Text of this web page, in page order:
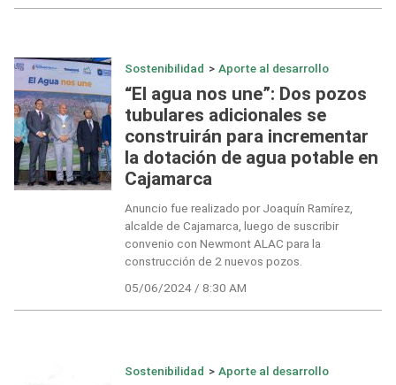
Sostenibilidad > Aporte al desarrollo
“El agua nos une”: Dos pozos
tubulares adicionales se
construirán para incrementar
la dotación de agua potable en
Cajamarca
Anuncio fue realizado por Joaquín Ramírez,
alcalde de Cajamarca, luego de suscribir
convenio con Newmont ALAC para la
construcción de 2 nuevos pozos.
05/06/2024 / 8:30 AM
Sostenibilidad > Aporte al desarrollo